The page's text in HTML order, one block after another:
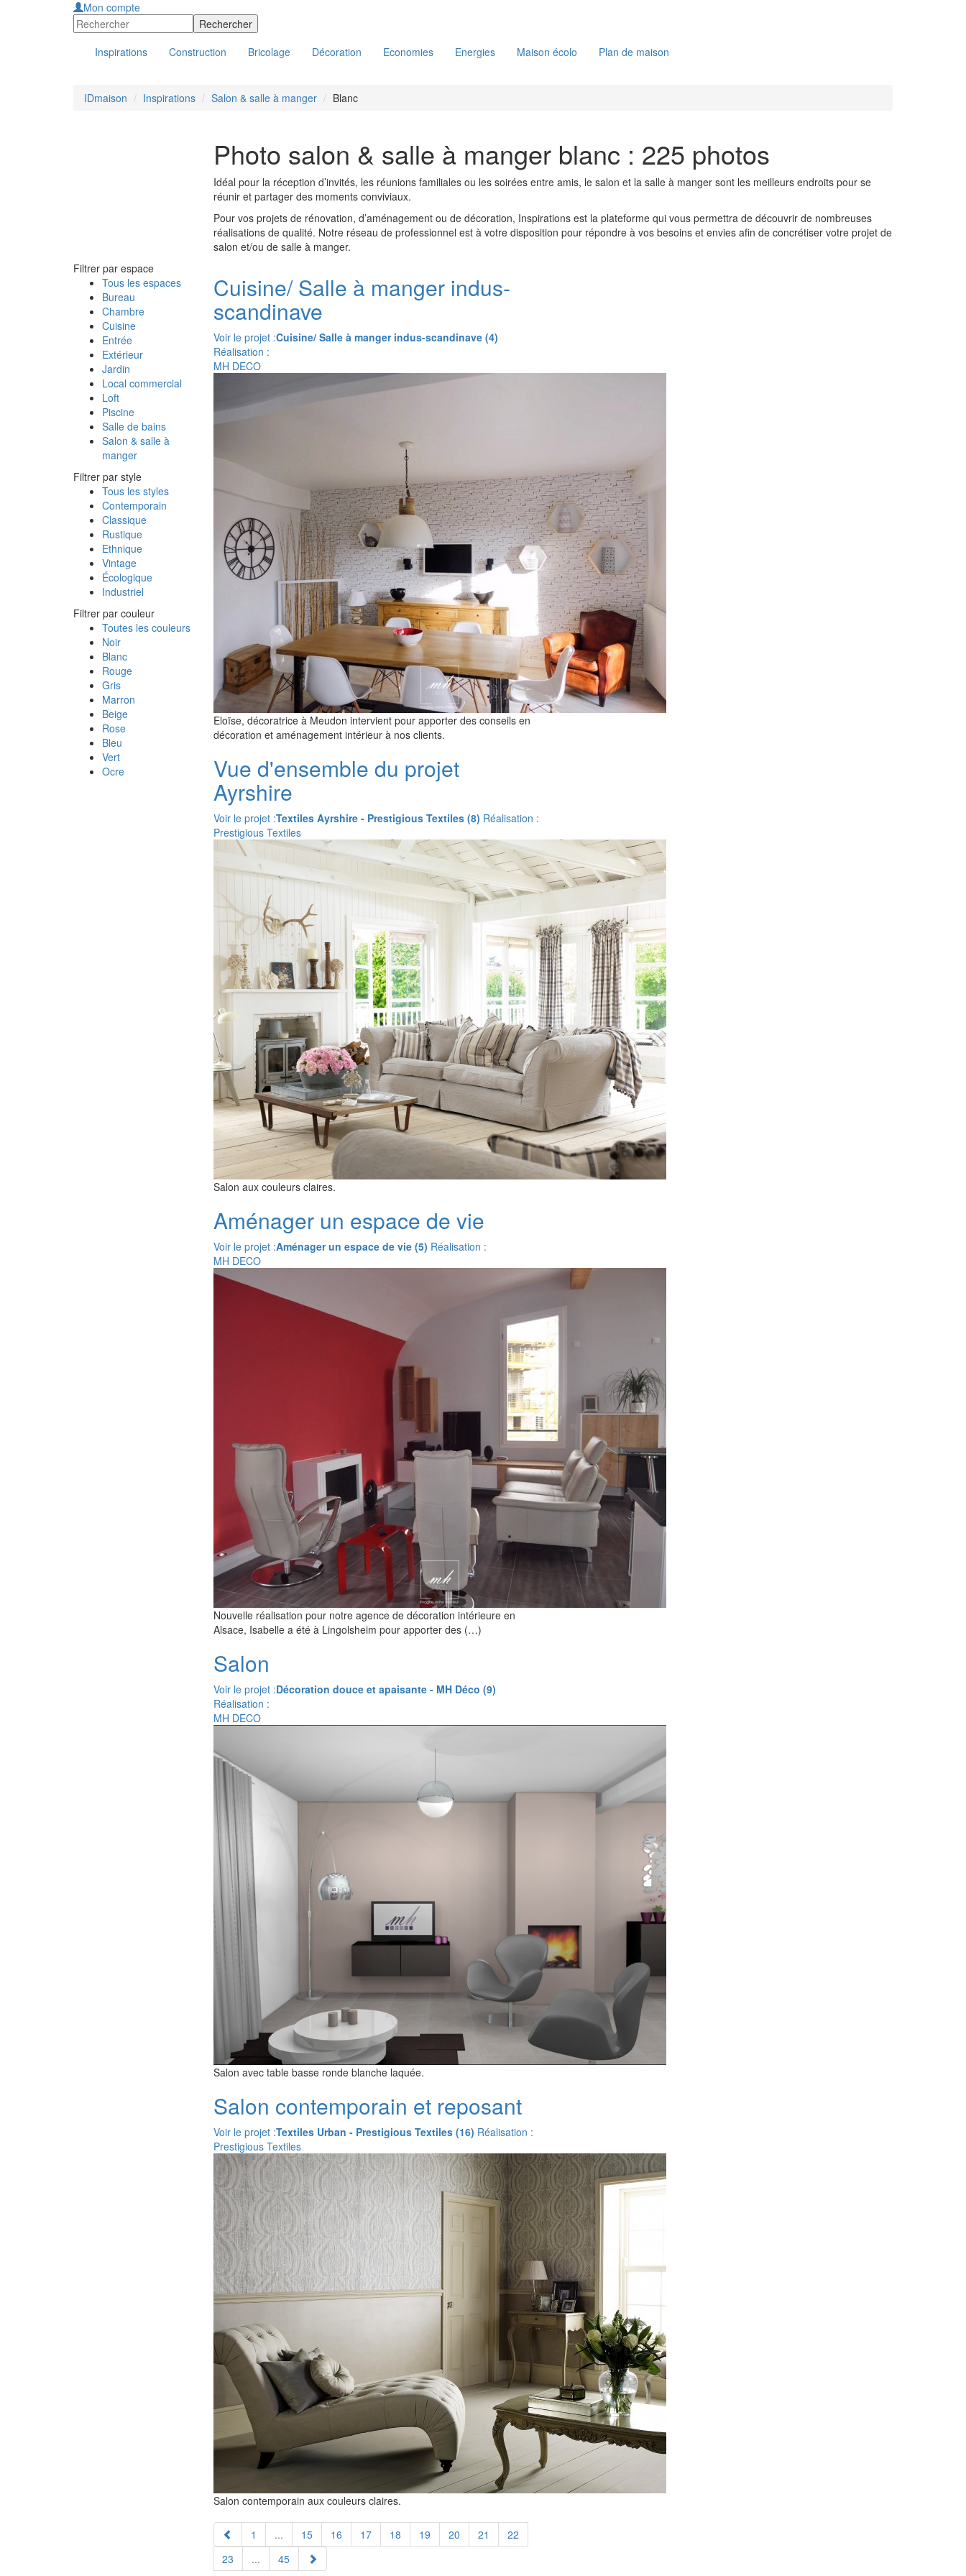
Mon compte
Inspirations Construction Bricolage Décoration Economies Energies Maison écolo Plan de maison
IDmaison Inspirations Salon & salle à manger Blanc
Photo salon & salle à manger blanc : 225 photos
Idéal pour la réception d’invités, les réunions familiales ou les soirées entre amis, le salon et la salle à manger sont les meilleurs endroits pour se
réunir et partager des moments conviviaux.
Pour vos projets de rénovation, d’aménagement ou de décoration, Inspirations est la plateforme qui vous permettra de découvrir de nombreuses
réalisations de qualité. Notre réseau de professionnel est à votre disposition pour répondre à vos besoins et envies afin de concrétiser votre projet de
salon et/ou de salle à manger.
Filtrer par espace
Tous les espaces
Bureau
Chambre
Cuisine
Entrée
Extérieur
Jardin
Local commercial
Loft
Piscine
Salle de bains
Salon & salle à
manger
Filtrer par style
Tous les styles
Contemporain
Classique
Rustique
Ethnique
Vintage
Écologique
Industriel
Filtrer par couleur
Toutes les couleurs
Noir
Blanc
Rouge
Gris
Marron
Beige
Rose
Bleu
Vert
Ocre
Cuisine/ Salle à manger indus-
scandinave
Voir le projet :Cuisine/ Salle à manger indus-scandinave (4)
Réalisation :
MH DECO
Eloïse, décoratrice à Meudon intervient pour apporter des conseils en
décoration et aménagement intérieur à nos clients.
Vue d'ensemble du projet
Ayrshire
Voir le projet :Textiles Ayrshire - Prestigious Textiles (8) Réalisation :
Prestigious Textiles
Salon aux couleurs claires.
Aménager un espace de vie
Voir le projet :Aménager un espace de vie (5) Réalisation :
MH DECO
Nouvelle réalisation pour notre agence de décoration intérieure en
Alsace, Isabelle a été à Lingolsheim pour apporter des (…)
Salon
Voir le projet :Décoration douce et apaisante - MH Déco (9)
Réalisation :
MH DECO
Salon avec table basse ronde blanche laquée.
Salon contemporain et reposant
Voir le projet :Textiles Urban - Prestigious Textiles (16) Réalisation :
Prestigious Textiles
Salon contemporain aux couleurs claires.
1 ... 15 16 17 18 19 20 21
22
23
... 45